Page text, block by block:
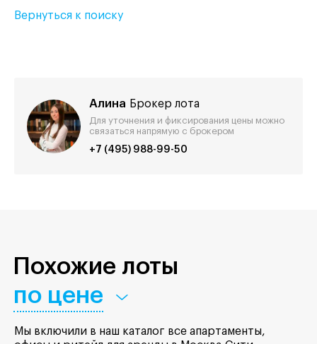
Вернуться к поиску
Алина Брокер лота
Для уточнения и фиксирования цены можно
связаться напрямую с брокером
+7 (495) 988-99-50
Похожие лоты
по цене
Мы включили в наш каталог все апартаменты,